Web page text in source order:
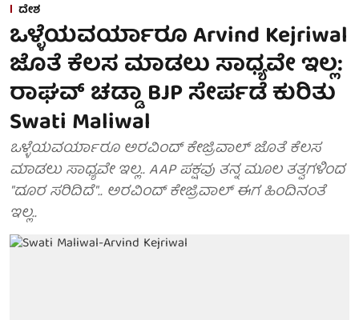
ದೇಶ
ಒಳ್ಳೆಯವರ್ಯಾರೂ Arvind Kejriwal
ಜೊತೆ ಕೆಲಸ ಮಾಡಲು ಸಾಧ್ಯವೇ ಇಲ್ಲ:
ರಾಘವ್ ಚಡ್ಡಾ BJP ಸೇರ್ಪಡೆ ಕುರಿತು
Swati Maliwal
ಒಳ್ಳೆಯವರ್ಯಾರೂ ಅರವಿಂದ್ ಕೇಜ್ರಿವಾಲ್ ಜೊತೆ ಕೆಲಸ
ಮಾಡಲು ಸಾಧ್ಯವೇ ಇಲ್ಲ.. AAP ಪಕ್ಷವು ತನ್ನ ಮೂಲ ತತ್ವಗಳಿಂದ
"ದೂರ ಸರಿದಿದೆ".. ಅರವಿಂದ್ ಕೇಜ್ರಿವಾಲ್ ಈಗ ಹಿಂದಿನಂತೆ
ಇಲ್ಲ..